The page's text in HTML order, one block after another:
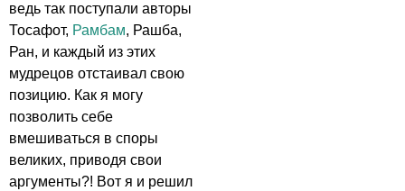
ведь так поступали авторы
Тосафот, Рамбам, Рашба,
Ран, и каждый из этих
мудрецов отстаивал свою
позицию. Как я могу
позволить себе
вмешиваться в споры
великих, приводя свои
аргументы?! Вот я и решил